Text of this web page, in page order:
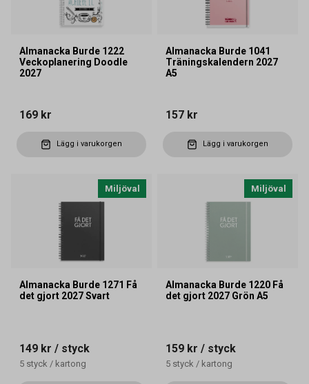
Almanacka Burde 1222
Veckoplanering Doodle
2027
169 kr
Lägg i varukorgen
Almanacka Burde 1041
Träningskalendern 2027
A5
157 kr
Lägg i varukorgen
Miljöval
Almanacka Burde 1271 Få
det gjort 2027 Svart
149 kr / styck
5 styck / kartong
Miljöval
Almanacka Burde 1220 Få
det gjort 2027 Grön A5
159 kr / styck
5 styck / kartong